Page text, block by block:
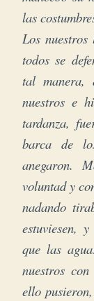
las
Los
todos se
tal manera,
nuestros e
tardanza,
barca de
anegaron.
voluntad y
nadando
estuviesen,
que las
nuestros
ello